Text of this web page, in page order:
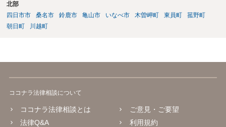
北部
四日市市
桑名市 鈴鹿市 亀山市 いなべ市 木曽岬町 東員町
菰野町
朝日町
川越町
ココナラ法律相談について
ココナラ法律相談とは
法律Q&A
ご意見・ご要望
利用規約